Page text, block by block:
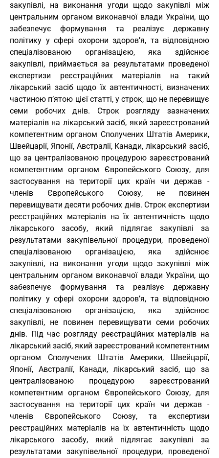
закупівлі, на виконання угоди щодо закупівлі між
центральним органом виконавчої влади України, що
забезпечує формування та реалізує державну
політику у сфері охорони здоров’я, та відповідною
спеціалізованою організацією, яка здійснює
закупівлі, приймається за результатами проведеної
експертизи реєстраційних матеріалів на такий
лікарський засіб щодо їх автентичності, визначених
частиною п’ятою цієї статті, у строк, що не перевищує
семи робочих днів. Строк розгляду зазначених
матеріалів на лікарський засіб, який зареєстрований
компетентним органом Сполучених Штатів Америки,
Швейцарії, Японії, Австралії, Канади, лікарський засіб,
що за централізованою процедурою зареєстрований
компетентним органом Європейського Союзу, для
застосування на території цих країн чи держав -
членів Європейського Союзу, не повинен
перевищувати десяти робочих днів. Строк експертизи
реєстраційних матеріалів на їх автентичність щодо
лікарського засобу, який підлягає закупівлі за
результатами закупівельної процедури, проведеної
спеціалізованою організацією, яка здійснює
закупівлі, на виконання угоди щодо закупівлі між
центральним органом виконавчої влади України, що
забезпечує формування та реалізує державну
політику у сфері охорони здоров’я, та відповідною
спеціалізованою організацією, яка здійснює
закупівлі, не повинен перевищувати семи робочих
днів. Під час розгляду реєстраційних матеріалів на
лікарський засіб, який зареєстрований компетентним
органом Сполучених Штатів Америки, Швейцарії,
Японії, Австралії, Канади, лікарський засіб, що за
централізованою процедурою зареєстрований
компетентним органом Європейського Союзу, для
застосування на території цих країн чи держав -
членів Європейського Союзу, та експертизи
реєстраційних матеріалів на їх автентичність щодо
лікарського засобу, який підлягає закупівлі за
результатами закупівельної процедури, проведеної